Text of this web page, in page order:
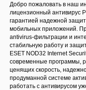
Добро пожаловать в наш
лицензионный антивирус
гарантией надежной
мобильных приложений.
antivirus-фильтрации и
стабильную работу и
ESET NOD32 Internet
современные программы,
ценящих скорость,
продуманной системе
работать с антивирусом
Покупателю